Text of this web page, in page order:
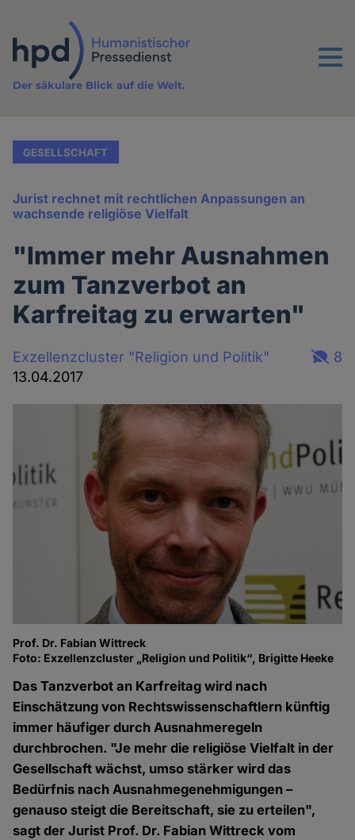
Inhalt
Menu
Der säkulare Blick auf die Welt.
GESELLSCHAFT
Jurist rechnet mit rechtlichen Anpassungen an
wachsende religiöse Vielfalt
"Immer mehr Ausnahmen
zum Tanzverbot an
Karfreitag zu erwarten"
Exzellenzcluster "Religion und Politik"
13.04.2017
8
Prof. Dr. Fabian Wittreck
Foto: Exzellenzcluster „Religion und Politik“, Brigitte Heeke
Das Tanzverbot an Karfreitag wird nach
Einschätzung von Rechtswissenschaftlern künftig
immer häufiger durch Ausnahmeregeln
durchbrochen. "Je mehr die religiöse Vielfalt in der
Gesellschaft wächst, umso stärker wird das
Bedürfnis nach Ausnahmegenehmigungen –
genauso steigt die Bereitschaft, sie zu erteilen",
sagt der Jurist Prof. Dr. Fabian Wittreck vom